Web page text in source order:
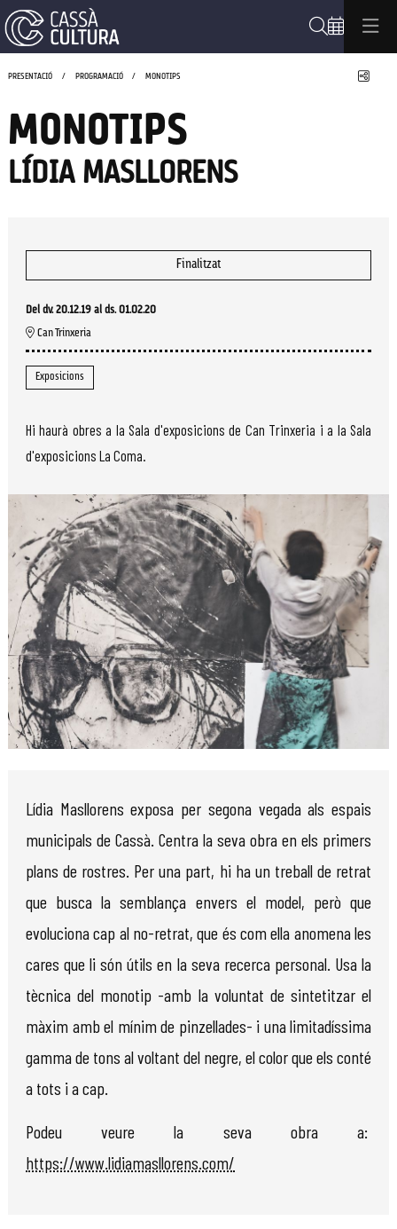
PRESENTACIÓ PROGRAMACIÓ MONOTIPS
MONOTIPS
LÍDIA MASLLORENS
Finalitzat
Del dv. 20.12.19 al ds. 01.02.20
Can Trinxeria
Exposicions
Hi haurà obres a la Sala d'exposicions de Can Trinxeria i a la Sala
d'exposicions La Coma.
Lídia Masllorens exposa per segona vegada als espais
municipals de Cassà. Centra la seva obra en els primers
plans de rostres. Per una part, hi ha un treball de retrat
que busca la semblança envers el model, però que
evoluciona cap al no-retrat, que és com ella anomena les
cares que li són útils en la seva recerca personal. Usa la
tècnica del monotip -amb la voluntat de sintetitzar el
màxim amb el mínim de pinzellades- i una limitadíssima
gamma de tons al voltant del negre, el color que els conté
a tots i a cap.
Podeu veure la seva obra a:
https://www.lidiamasllorens.com/